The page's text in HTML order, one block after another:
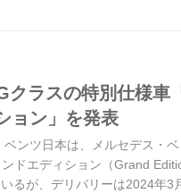
クラスの特別仕様車
ョン」を発表
ンツ日本は、メルセデス・
ドエディション（Grand
るが、デリバリーは2024年3